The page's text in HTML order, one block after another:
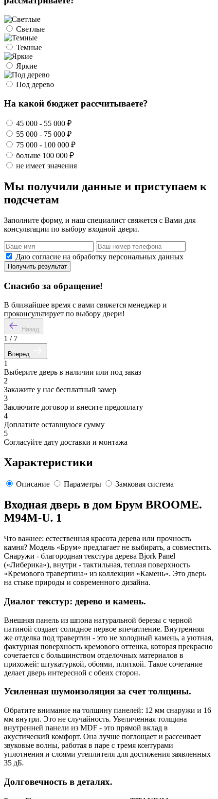
Светлые
Темные
Яркие
Под дерево
На какой бюджет рассчитываете?
45 000 - 55 000 ₽
55 000 - 75 000 ₽
75 000 - 100 000 ₽
больше 100 000 ₽
не имеет значения
Мы получили данные и приступаем к
подсчетам
Заполните форму, и наш специалист свяжется с Вами для
консультации по выбору входной двери.
Даю согласие на обработку персональных данных
Получить результат
Спасибо за обращение!
В ближайшее время с вами свяжется менеджер и
проконсультирует по выбору двери!
Назад
1 / 7
Вперед
1
Выберите дверь в наличии или под заказ
2
Закажите у нас бесплатный замер
3
Заключите договор и внесите предоплату
4
Доплатите оставшуюся сумму
5
Согласуйте дату доставки и монтажа
Характеристики
Описание Параметры Замковая система
Входная дверь в дом Брум BROOME.
M94M-U. 1
Что важнее: естественная красота дерева или прочность
камня? Модель «Брум» предлагает не выбирать, а совместить.
Снаружи - благородная текстура дерева Bjork Panel
(«Либерика»), внутри - тактильная, теплая поверхность
«Кремового травертина» из коллекции «Камень». Это дверь
на стыке природы и современного дизайна.
Диалог текстур: дерево и камень.
Внешняя панель из шпона натуральной березы с черной
патиной создает солидное первое впечатление. Внутренняя
же отделка под травертин - это не холодный камень, а уютная,
фактурная поверхность кремового оттенка, которая прекрасно
сочетается с большинством отделочных материалов в
прихожей: штукатуркой, обоями, плиткой. Такое сочетание
делает дверь интересной с обеих сторон.
Усиленная шумоизоляция за счет толщины.
Обратите внимание на толщину панелей: 12 мм снаружи и 16
мм внутри. Это не случайность. Увеличенная толщина
внутренней панели из MDF - это прямой вклад в
акустический комфорт. Она лучше поглощает и рассеивает
звуковые волны, работая в паре с тремя контурами
уплотнения и слоями утеплителя для достижения заявленных
35 дБ.
Долговечность в деталях.